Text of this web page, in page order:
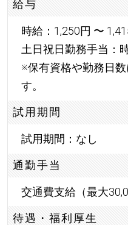
給与
時給：1,250円 〜
土日祝日勤務手当：
※保有資格や勤務日
す。
試用期間
試用期間：なし
通勤手当
交通費支給（最大
待遇・福利厚生